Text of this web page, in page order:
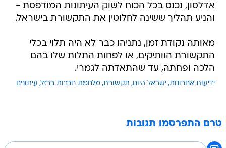
אדלסון, נכנס בכל הכוח לשוק העיתונות המודפסת -
והניע תהליך ששינה לחלוטין את התקשורת בישראל.
מאותה נקודת זמן, נתניהו כבר לא היה תלוי בכלי
התקשורת הוותיקים, או לפחות התלות שלו בהם
הלכה ופחתה, עד שהתאדתה לגמרי.
ידיעות אחרונות ישראל היום תקשורת מלחמת חרבות ברזל עיתונים
טרם התפרסמו תגובות